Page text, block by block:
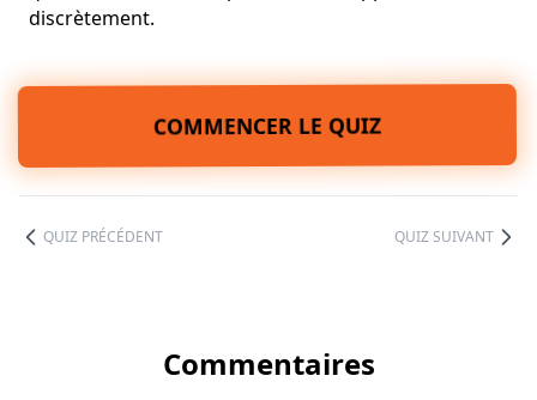
discrètement.
COMMENCER LE QUIZ
QUIZ PRÉCÉDENT QUIZ SUIVANT
Commentaires